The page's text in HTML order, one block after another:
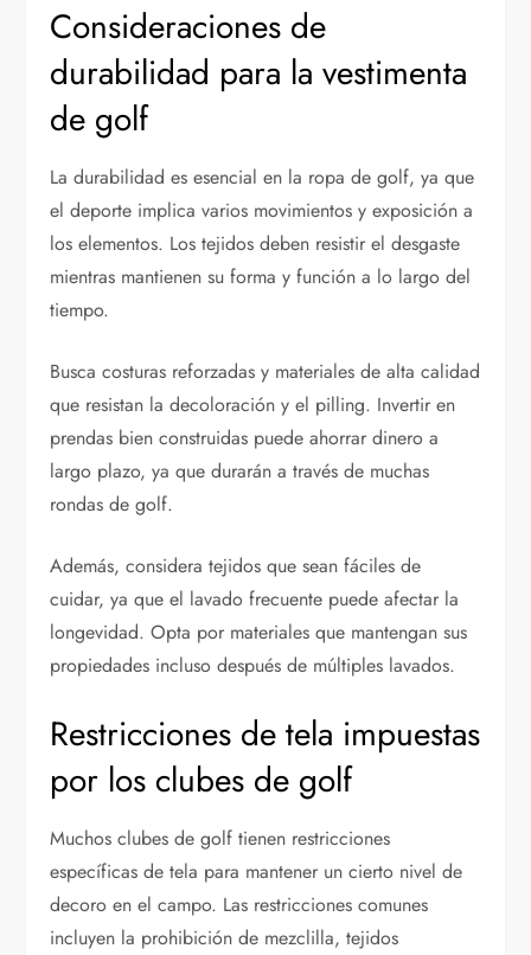
Consideraciones de
durabilidad para la vestimenta
de golf
La durabilidad es esencial en la ropa de golf, ya que
el deporte implica varios movimientos y exposición a
los elementos. Los tejidos deben resistir el desgaste
mientras mantienen su forma y función a lo largo del
tiempo.
Busca costuras reforzadas y materiales de alta calidad
que resistan la decoloración y el pilling. Invertir en
prendas bien construidas puede ahorrar dinero a
largo plazo, ya que durarán a través de muchas
rondas de golf.
Además, considera tejidos que sean fáciles de
cuidar, ya que el lavado frecuente puede afectar la
longevidad. Opta por materiales que mantengan sus
propiedades incluso después de múltiples lavados.
Restricciones de tela impuestas
por los clubes de golf
Muchos clubes de golf tienen restricciones
específicas de tela para mantener un cierto nivel de
decoro en el campo. Las restricciones comunes
incluyen la prohibición de mezclilla, tejidos